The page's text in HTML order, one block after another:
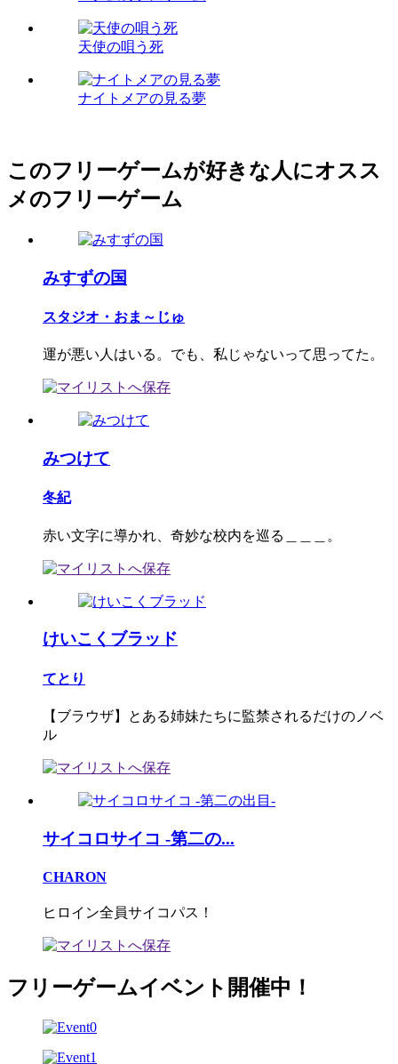
天使の唄う死
ナイトメアの見る夢
このフリーゲームが好きな人にオスス
メのフリーゲーム
みすずの国
スタジオ・おま～じゅ
運が悪い人はいる。でも、私じゃないって思ってた。
みつけて
冬紀
赤い文字に導かれ、奇妙な校内を巡る＿＿＿。
けいこくブラッド
てとり
【ブラウザ】とある姉妹たちに監禁されるだけのノベ
ル
サイコロサイコ -第二の...
CHARON
ヒロイン全員サイコパス！
フリーゲームイベント開催中！